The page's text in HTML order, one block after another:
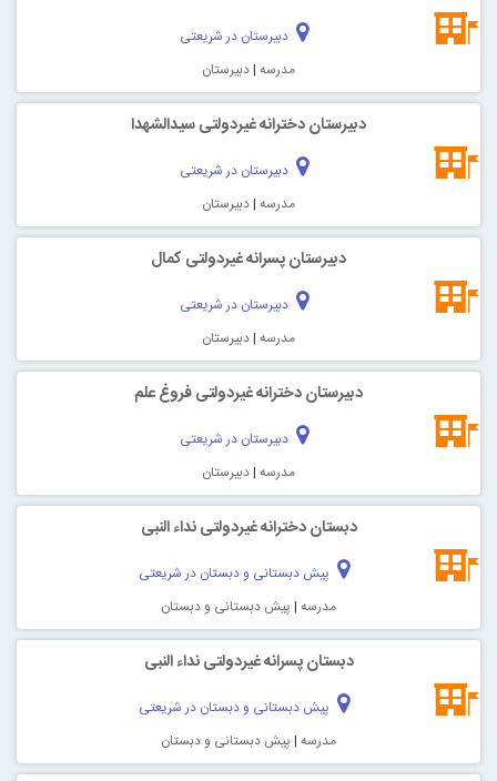
دبیرستان در شریعتی
مدرسه |دبیرستان
دبیرستان دخترانه غیردولتی سیدالشهدا
دبیرستان در شریعتی
مدرسه |دبیرستان
دبیرستان پسرانه غیردولتی کمال
دبیرستان در شریعتی
مدرسه |دبیرستان
دبیرستان دخترانه غیردولتی فروغ علم
دبیرستان در شریعتی
مدرسه |دبیرستان
دبستان دخترانه غیردولتی نداء النبی
پیش دبستانی و دبستان در شریعتی
مدرسه | پیش دبستانی و دبستان
دبستان پسرانه غیردولتی نداء النبی
پیش دبستانی و دبستان در شریعتی
مدرسه | پیش دبستانی و دبستان